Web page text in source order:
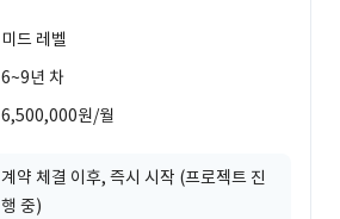
미드 레벨
6~9년 차
6,500,000원/월
계약 체결 이후, 즉시 시작 (프로젝트 진
행 중)